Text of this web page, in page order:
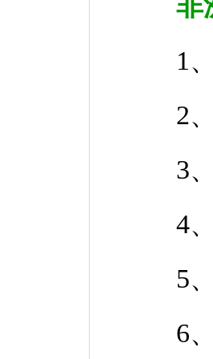
非
1、
2、
3、
4、
5、
6、